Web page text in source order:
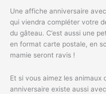
Une affiche anniversaire
qui viendra compléter votre
du gâteau. C’est aussi une
en format carte postale, en
mamie seront ravis !
Et si vous aimez les
anniversaire existe aussi